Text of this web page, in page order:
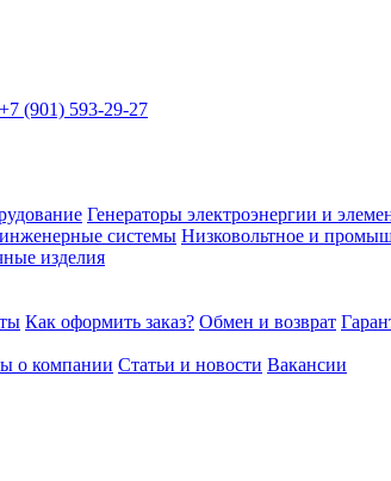
+7 (901) 593-29-27
Генераторы электроэнергии и
системы Низковольтное и
изделия
Как оформить заказ? Обмен и возврат
о компании Статьи и новости Вакансии